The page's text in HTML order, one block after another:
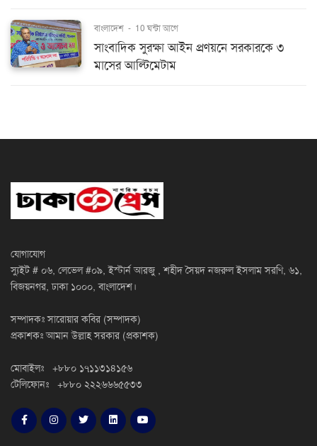
বাংলাদেশ - 10 ঘন্টা আগে
সাংবাদিক সুরক্ষা আইন প্রণয়নে সরকারকে ৩
মাসের আল্টিমেটাম
যোগাযোগ
স্যুইট # ০৬, লেভেল #০৯, ইস্টার্ন আরজু , শহীদ সৈয়দ নজরুল ইসলাম সরণি, ৬১,
বিজয়নগর, ঢাকা ১০০০, বাংলাদেশ।
সম্পাদকঃ সারোয়ার কবির (সম্পাদক)
প্রকাশকঃ আমান উল্লাহ সরকার (প্রকাশক)
মোবাইলঃ +৮৮০ ১৭১১৩১৪১৫৬
টেলিফোনঃ +৮৮০ ২২২৬৬৬৫৫৩৩